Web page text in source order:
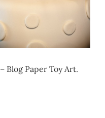
– Blog Paper Toy Art.